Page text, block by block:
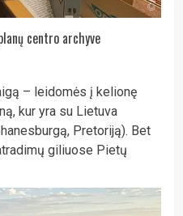
centro archyve
– leidomės į kelionę
kur yra su Lietuva
Pretoriją). Bet
giliuose Pietų